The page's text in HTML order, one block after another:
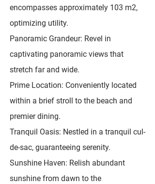
encompasses approximately 103 m2,
optimizing utility.
Panoramic Grandeur: Revel in
captivating panoramic views that
stretch far and wide.
Prime Location: Conveniently located
within a brief stroll to the beach and
premier dining.
Tranquil Oasis: Nestled in a tranquil cul-
de-sac, guaranteeing serenity.
Sunshine Haven: Relish abundant
sunshine from dawn to the